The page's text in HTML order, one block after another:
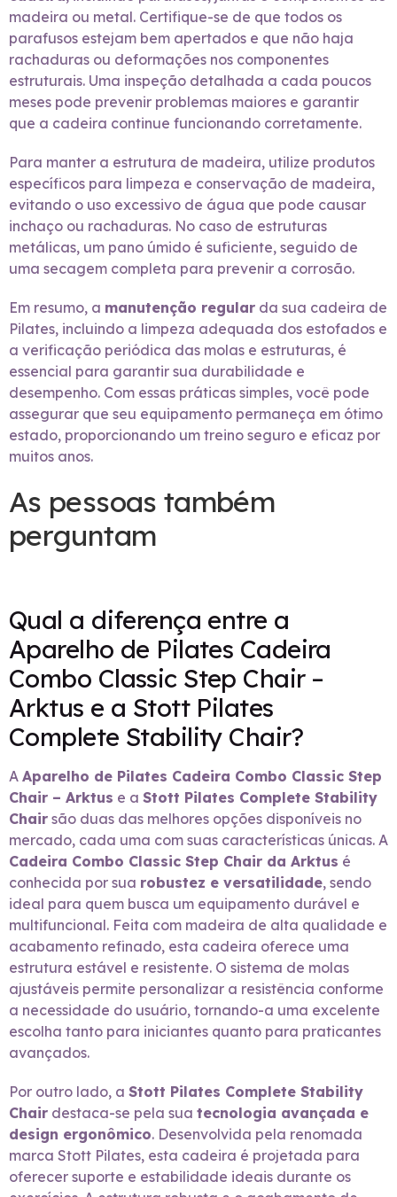
madeira ou metal. Certifique-se de que todos os
parafusos estejam bem apertados e que não haja
rachaduras ou deformações nos componentes
estruturais. Uma inspeção detalhada a cada poucos
meses pode prevenir problemas maiores e garantir
que a cadeira continue funcionando corretamente.
Para manter a estrutura de madeira, utilize produtos
específicos para limpeza e conservação de madeira,
evitando o uso excessivo de água que pode causar
inchaço ou rachaduras. No caso de estruturas
metálicas, um pano úmido é suficiente, seguido de
uma secagem completa para prevenir a corrosão.
Em resumo, a manutenção regular da sua cadeira de
Pilates, incluindo a limpeza adequada dos estofados e
a verificação periódica das molas e estruturas, é
essencial para garantir sua durabilidade e
desempenho. Com essas práticas simples, você pode
assegurar que seu equipamento permaneça em ótimo
estado, proporcionando um treino seguro e eficaz por
muitos anos.
As pessoas também
perguntam
Qual a diferença entre a
Aparelho de Pilates Cadeira
Combo Classic Step Chair –
Arktus e a Stott Pilates
Complete Stability Chair?
A Aparelho de Pilates Cadeira Combo Classic Step
Chair – Arktus e a Stott Pilates Complete Stability
Chair são duas das melhores opções disponíveis no
mercado, cada uma com suas características únicas. A
Cadeira Combo Classic Step Chair da Arktus é
conhecida por sua robustez e versatilidade, sendo
ideal para quem busca um equipamento durável e
multifuncional. Feita com madeira de alta qualidade e
acabamento refinado, esta cadeira oferece uma
estrutura estável e resistente. O sistema de molas
ajustáveis permite personalizar a resistência conforme
a necessidade do usuário, tornando-a uma excelente
escolha tanto para iniciantes quanto para praticantes
avançados.
Por outro lado, a Stott Pilates Complete Stability
Chair destaca-se pela sua tecnologia avançada e
design ergonômico. Desenvolvida pela renomada
marca Stott Pilates, esta cadeira é projetada para
oferecer suporte e estabilidade ideais durante os